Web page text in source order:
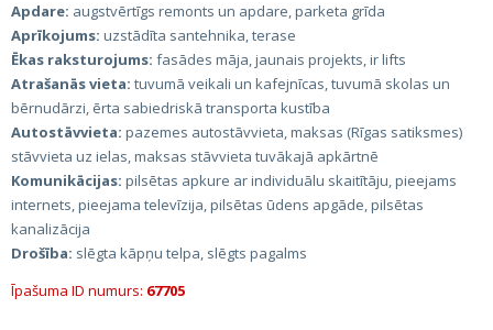
Apdare: augstvērtīgs remonts un apdare, parketa grīda
Aprīkojums: uzstādīta santehnika, terase
Ēkas raksturojums: fasādes māja, jaunais projekts, ir lifts
Atrašanās vieta: tuvumā veikali un kafejnīcas, tuvumā skolas un
bērnudārzi, ērta sabiedriskā transporta kustība
Autostāvvieta: pazemes autostāvvieta, maksas (Rīgas satiksmes)
stāvvieta uz ielas, maksas stāvvieta tuvākajā apkārtnē
Komunikācijas: pilsētas apkure ar individuālu skaitītāju, pieejams
internets, pieejama televīzija, pilsētas ūdens apgāde, pilsētas
kanalizācija
Drošība: slēgta kāpņu telpa, slēgts pagalms
Īpašuma ID numurs: 67705